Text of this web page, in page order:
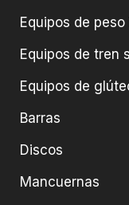
Equipos de
Equipos de tren
Equipos de
Barras
Discos
Mancuernas